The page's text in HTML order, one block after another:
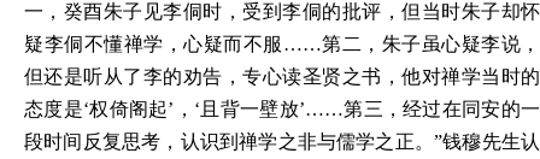
一，癸酉朱子见李侗时，受到李侗的批评，但当时朱子却怀
疑李侗不懂禅学，心疑而不服……第二，朱子虽心疑李说，
但还是听从了李的劝告，专心读圣贤之书，他对禅学当时的
态度是‘权倚阁起’，‘且背一壁放’……第三，经过在同安的一
段时间反复思考，认识到禅学之非与儒学之正。”钱穆先生认